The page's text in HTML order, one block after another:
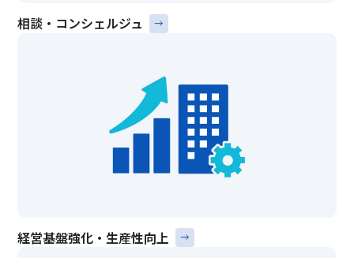
相談・コンシェルジュ
経営基盤強化・生産性向上